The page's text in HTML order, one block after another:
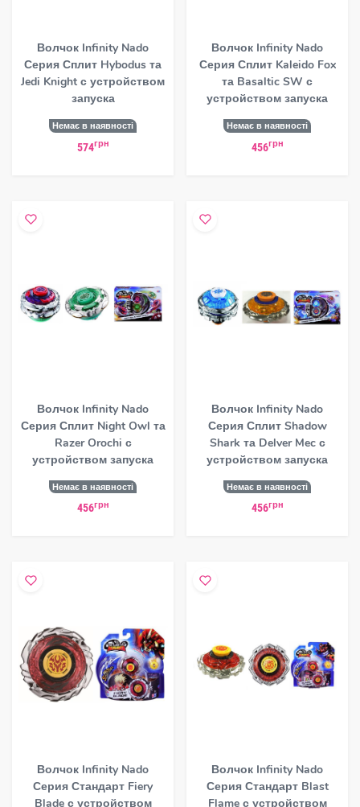
Волчок Infinity Nado
Серия Сплит Hybodus та
Jedi Knight с устройством
запуска
Немає в наявності
574грн
Волчок Infinity Nado
Серия Сплит Kaleido Fox
та Basaltic SW с
устройством запуска
Немає в наявності
456грн
Волчок Infinity Nado
Серия Сплит Night Owl та
Razer Orochi с
устройством запуска
Немає в наявності
456грн
Волчок Infinity Nado
Серия Сплит Shadow
Shark та Delver Mec с
устройством запуска
Немає в наявності
456грн
Волчок Infinity Nado
Серия Стандарт Fiery
Blade с устройством
Волчок Infinity Nado
Серия Стандарт Blast
Flame с устройством